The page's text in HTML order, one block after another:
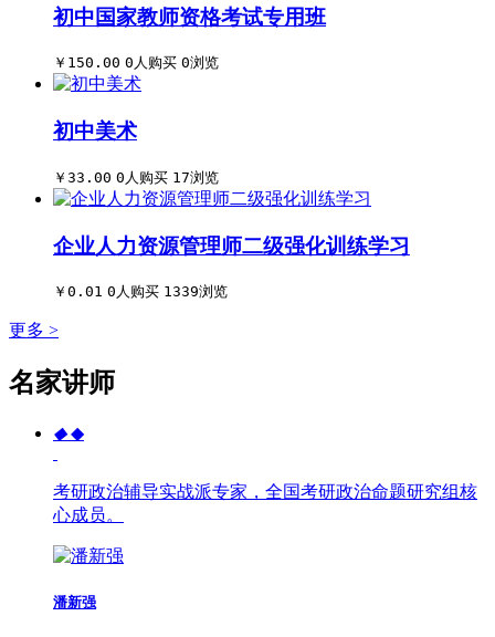
初中国家教师资格考试专用班
￥150.00 0人购买 0浏览
初中美术
￥33.00 0人购买 17浏览
企业人力资源管理师二级强化训练学习
￥0.01 0人购买 1339浏览
更多 >
名家讲师
◆ ◆
考研政治辅导实战派专家，全国考研政治命题研究组核
心成员。
潘新强